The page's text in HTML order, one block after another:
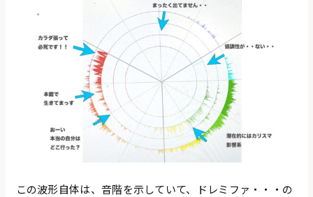
この波形自体は、音階を示していて、ドレミファ・・・の